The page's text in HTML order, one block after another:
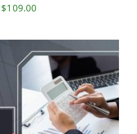
Original
was:
$200.00.
$109.00
is:
$109.00.